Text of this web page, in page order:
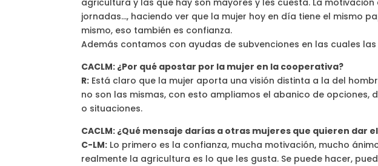
agricultura y las que hay son mayores y les cuesta. La
jornadas…, haciendo ver que la mujer hoy en día tiene el mismo
mismo, eso también es confianza.
Además contamos con ayudas de subvenciones en las cuales
CACLM: ¿Por qué apostar por la mujer en la cooperativa?
R: Está claro que la mujer aporta una visión distinta a la del
no son las mismas, con esto ampliamos el abanico de opciones,
o situaciones.
CACLM: ¿Qué mensaje darías a otras mujeres que quieren dar
C-LM: Lo primero es la confianza, mucha motivación, mucho
realmente la agricultura es lo que les gusta. Se puede hacer,